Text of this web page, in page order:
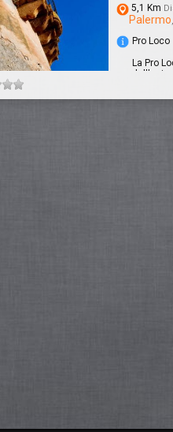
5,1 Km
Palermo
Pro Loco
La Pro